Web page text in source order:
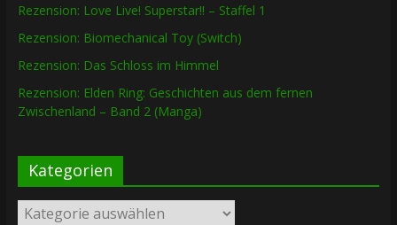
Rezension: Love Live! Superstar!! – Staffel 1
Rezension: Biomechanical Toy (Switch)
Rezension: Das Schloss im Himmel
Rezension: Elden Ring: Geschichten aus dem fernen
Zwischenland – Band 2 (Manga)
Kategorien
Kategorien